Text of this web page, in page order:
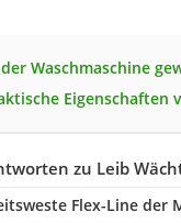
Waschmaschine
Eigenschaften
zu Leib
Flex-Line der